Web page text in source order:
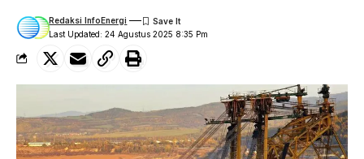
Last Updated: 24 Agustus 2025 8:35 Pm
Redaksi InfoEnergi